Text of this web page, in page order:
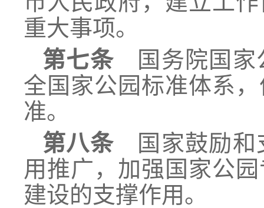
重大事项。
第七条 国务院国家
全国家公园标准体系
准。
第八条 国家鼓励和
用推广，加强国家公
建设的支撑作用。